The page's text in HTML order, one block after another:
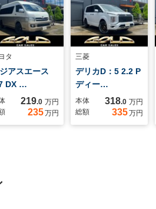
タ
アスエース
DX …
219.0 万円
235万円
三菱
デリカD：5 2.2 P
ディー…
本体 318.0 万円
総額
335万円